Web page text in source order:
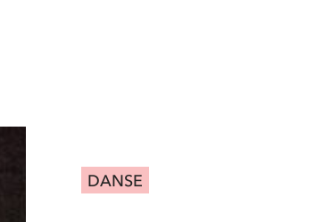
DANSE